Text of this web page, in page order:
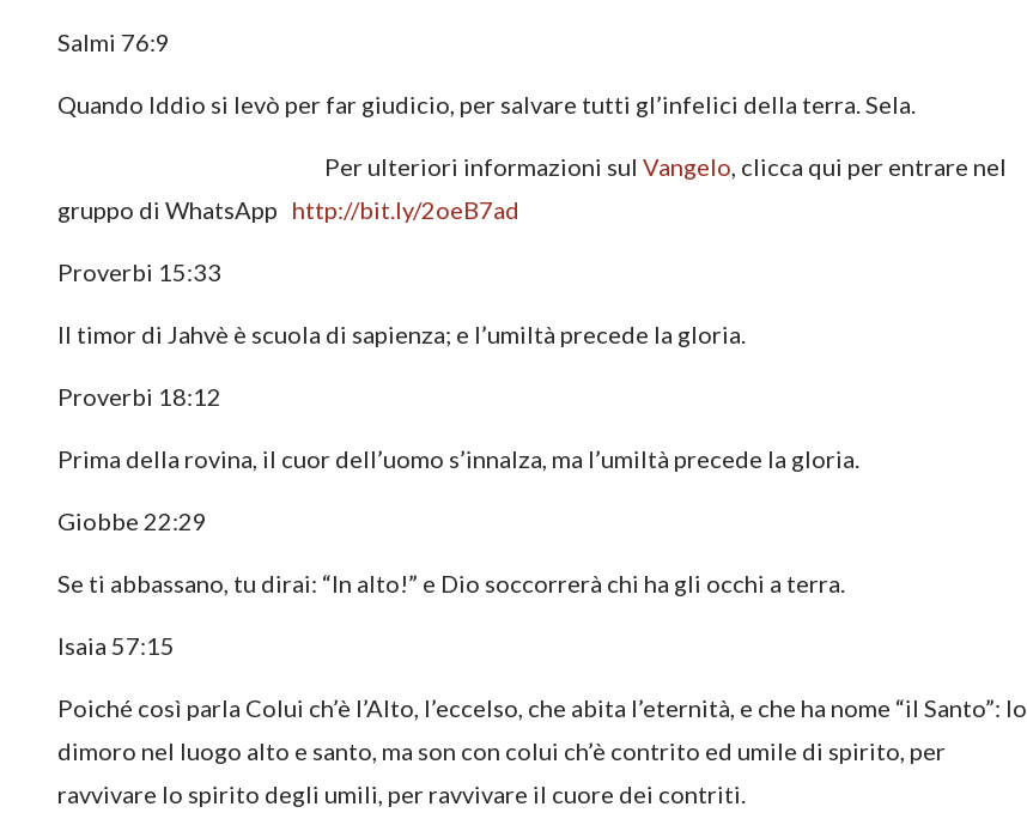
Salmi 76:9
Quando Iddio si levò per far giudicio, per salvare tutti gl’infelici della terra. Sela.
Per ulteriori informazioni sul Vangelo, clicca qui per entrare nel
gruppo di WhatsApp http://bit.ly/2oeB7ad
Proverbi 15:33
Il timor di Jahvè è scuola di sapienza; e l’umiltà precede la gloria.
Proverbi 18:12
Prima della rovina, il cuor dell’uomo s’innalza, ma l’umiltà precede la gloria.
Giobbe 22:29
Se ti abbassano, tu dirai: “In alto!” e Dio soccorrerà chi ha gli occhi a terra.
Isaia 57:15
Poiché così parla Colui ch’è l’Alto, l’eccelso, che abita l’eternità, e che ha nome “il Santo”: Io
dimoro nel luogo alto e santo, ma son con colui ch’è contrito ed umile di spirito, per
ravvivare lo spirito degli umili, per ravvivare il cuore dei contriti.